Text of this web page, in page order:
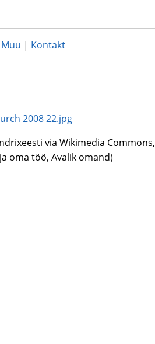
Muu | Kontakt
via Wikimedia Commons,
oma töö, Avalik omand)